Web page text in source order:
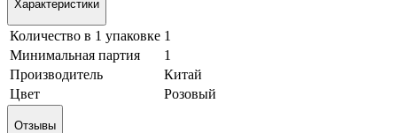
Характеристики
Количество в 1 упаковке 1
Минимальная партия
1
Производитель
Китай
Цвет
Розовый
Отзывы